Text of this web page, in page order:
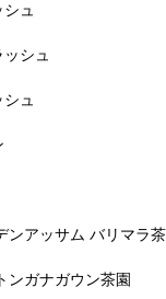
ュ
シュ
ュ
ンアッサム バリマラ
ガナガウン茶園